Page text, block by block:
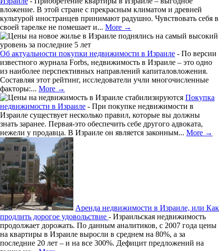
вложение. В этой стране с прекрасным климатом и древней
культурой иностранцев принимают радушно. Чувствовать себя в
своей тарелке не помешает и... More →
Об актуальности покупки недвижимости в Израиле - По версии
известного журнала Forbs, недвижимость в Израиле – это одно
из наиболее перспективных направлений капиталовложения.
Составляя этот рейтинг, исследователи учли многочисленные
факторы:... More →
Покупка
недвижимости в Израиле - При покупке недвижимости в
Израиле существует несколько правил, которые вы должны
знать заранее. Первая-это обеспечить себе другого адвоката,
нежели у продавца. В Израиле он является законным... More →
Аренда недвижимости в Израиле, или Как
продлить дорогое удовольствие - Израильская недвижимость
продолжает дорожать. По данным аналитиков, с 2007 года цены
на квартиры в Израиле выросли в среднем на 80%, а за
последние 20 лет – и на все 300%. Дефицит предложений на